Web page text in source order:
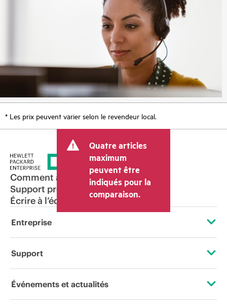
* Les prix peuvent varier selon le revendeur local.
Quatre articles
maximum
peuvent être
indiqués pour la
comparaison.
Comment acheter
Support produit
Écrire à l’équipe commerciale
Entreprise
À propos de HPE
Support
Services d’assistance opérationnelle (OSS)
Événements et actualités